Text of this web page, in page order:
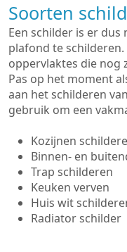
Soorten
Een schilder is er
plafond te
oppervlaktes die nog
Pas op het moment
aan het schilderen
gebruik om een
Kozijnen
Binnen- en
Trap schilderen
Keuken verven
Huis wit
Radiator schilder